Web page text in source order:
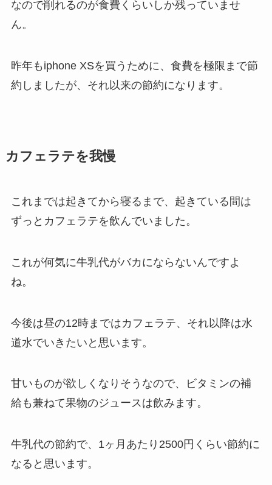
なので削れるのが食費くらいしか残っていませ
ん。
昨年もiphone XSを買うために、食費を極限まで節
約しましたが、それ以来の節約になります。
カフェラテを我慢
これまでは起きてから寝るまで、起きている間は
ずっとカフェラテを飲んでいました。
これが何気に牛乳代がバカにならないんですよ
ね。
今後は昼の12時まではカフェラテ、それ以降は水
道水でいきたいと思います。
甘いものが欲しくなりそうなので、ビタミンの補
給も兼ねて果物のジュースは飲みます。
牛乳代の節約で、1ヶ月あたり2500円くらい節約に
なると思います。